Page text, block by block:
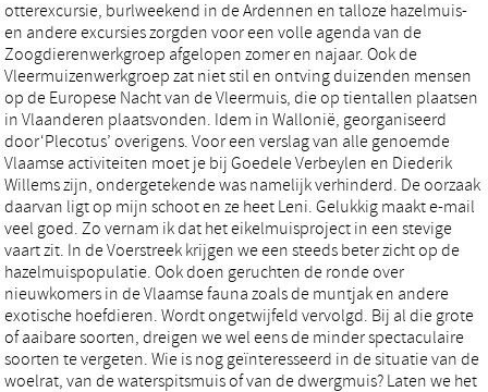
otterexcursie, burlweekend in de Ardennen en talloze hazelmuis-
en andere excursies zorgden voor een volle agenda van de
Zoogdierenwerkgroep afgelopen zomer en najaar. Ook de
Vleermuizenwerkgroep zat niet stil en ontving duizenden mensen
op de Europese Nacht van de Vleermuis, die op tientallen plaatsen
in Vlaanderen plaatsvonden. Idem in Wallonië, georganiseerd
door‘Plecotus’ overigens. Voor een verslag van alle genoemde
Vlaamse activiteiten moet je bij Goedele Verbeylen en Diederik
Willems zijn, ondergetekende was namelijk verhinderd. De oorzaak
daarvan ligt op mijn schoot en ze heet Leni. Gelukkig maakt e-mail
veel goed. Zo vernam ik dat het eikelmuisproject in een stevige
vaart zit. In de Voerstreek krijgen we een steeds beter zicht op de
hazelmuispopulatie. Ook doen geruchten de ronde over
nieuwkomers in de Vlaamse fauna zoals de muntjak en andere
exotische hoefdieren. Wordt ongetwijfeld vervolgd. Bij al die grote
of aaibare soorten, dreigen we wel eens de minder spectaculaire
soorten te vergeten. Wie is nog geïnteresseerd in de situatie van de
woelrat, van de waterspitsmuis of van de dwergmuis? Laten we het